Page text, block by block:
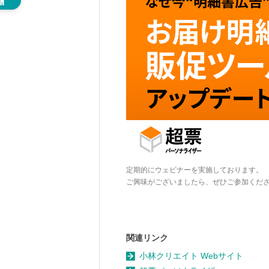
定期的にウェビナーを実施しております。
ご興味がございましたら、ぜひご参加くだ
関連リンク
小林クリエイト Webサイト